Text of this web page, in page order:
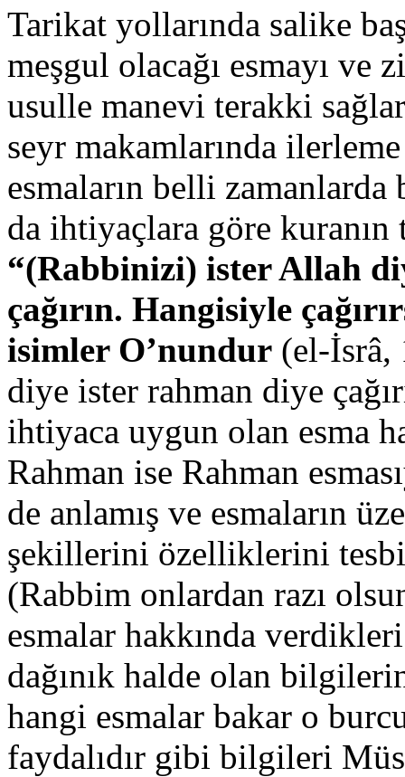
Tarikat yollarında salike
meşgul olacağı esmayı
usulle manevi terakki
seyr makamlarında
esmaların belli
da ihtiyaçlara göre
“(Rabbinizi) ister Allah
çağırın. Hangisiyle
isimler O’nundur (el-İsrâ,
diye ister rahman diye
ihtiyaca uygun olan esma
Rahman ise Rahman
de anlamış ve esmaların
şekillerini özelliklerini
(Rabbim onlardan razı
esmalar hakkında
dağınık halde olan
hangi esmalar bakar o
faydalıdır gibi bilgileri